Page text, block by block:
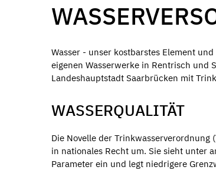
Wasser - unser kostbarstes Element
eigenen Wasserwerke in Rentrisch und
Landeshauptstadt Saarbrücken mit
WASSERQUALITÄT
Die Novelle der
in nationales Recht um. Sie sieht unter
Parameter ein und legt niedrigere